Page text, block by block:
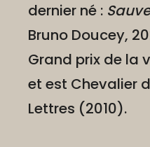
dernier né :
Bruno Doucey,
Grand prix de la
et est Chevalier
Lettres (2010).